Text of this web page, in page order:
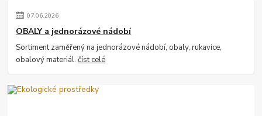
07.06.2026
OBALY a jednorázové nádobí
Sortiment zaměřený na jednorázové nádobí, obaly, rukavice,
obalový materiál.číst celé